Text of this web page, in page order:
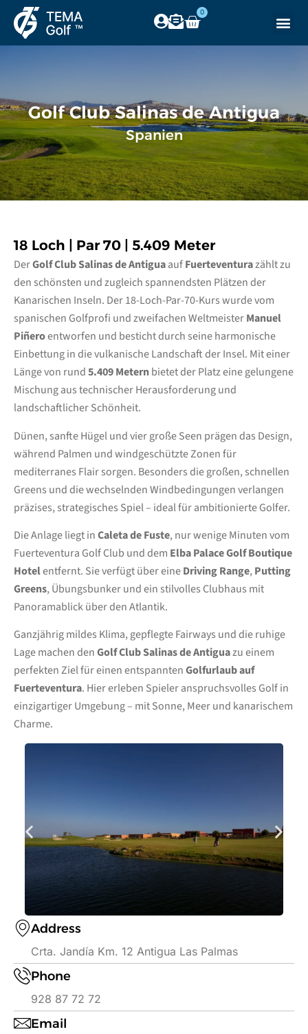
0
Golf Club Salinas de Antigua
Spanien
18 Loch | Par 70 | 5.409 Meter
DerGolf Club Salinas de AntiguaaufFuerteventurazählt zu
den schönsten und zugleich spannendsten Plätzen der
Kanarischen Inseln. Der 18-Loch-Par-70-Kurs wurde vom
spanischen Golfprofi und zweifachen WeltmeisterManuel
Piñeroentworfen und besticht durch seine harmonische
Einbettung in die vulkanische Landschaft der Insel. Mit einer
Länge von rund5.409 Meternbietet der Platz eine gelungene
Mischung aus technischer Herausforderung und
landschaftlicher Schönheit.
Dünen, sanfte Hügel und vier große Seen prägen das Design,
während Palmen und windgeschützte Zonen für
mediterranes Flair sorgen. Besonders die großen, schnellen
Greens und die wechselnden Windbedingungen verlangen
präzises, strategisches Spiel – ideal für ambitionierte Golfer.
Die Anlage liegt inCaleta de Fuste, nur wenige Minuten vom
Fuerteventura Golf Club und dem Elba Palace Golf Boutique
Hotelentfernt. Sie verfügt über eineDriving Range, Putting
Greens, Übungsbunker und ein stilvolles Clubhaus mit
Panoramablick über den Atlantik.
Ganzjährig mildes Klima, gepflegte Fairways und die ruhige
Lage machen denGolf Club Salinas de Antiguazu einem
perfekten Ziel für einen entspanntenGolfurlaub auf
Fuerteventura. Hier erleben Spieler anspruchsvolles Golf in
einzigartiger Umgebung – mit Sonne, Meer und kanarischem
Charme.
Address
Crta. Jandía Km. 12 Antigua Las Palmas
Phone
928 87 72 72
Email